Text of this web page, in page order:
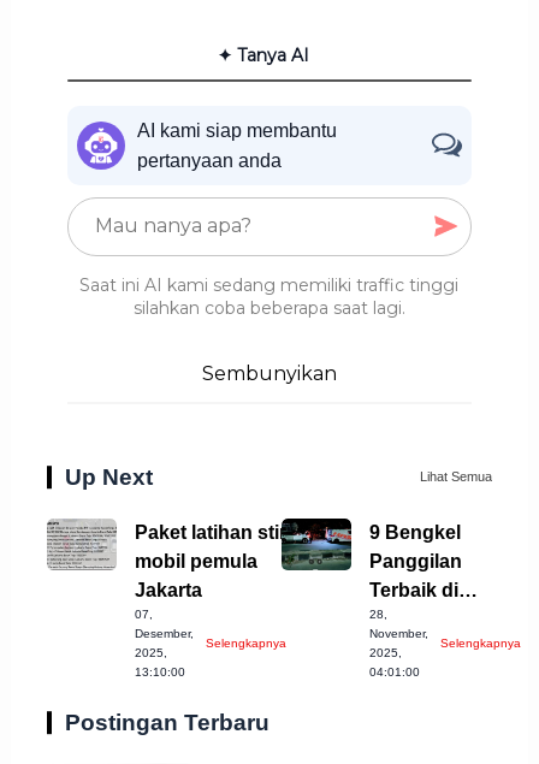
✦ Tanya AI
AI kami siap membantu
pertanyaan anda
Saat ini AI kami sedang memiliki traffic tinggi
silahkan coba beberapa saat lagi.
Sembunyikan
Up Next Lihat Semua
Paket latihan stir
mobil pemula
Jakarta
07,
Desember,
2025,
13:10:00
Selengkapnya
9 Bengkel
Panggilan
Terbaik di
Kabupaten
Semarang, Cek
Sekarang!
28,
November,
2025,
04:01:00
Selengkapnya
Postingan Terbaru